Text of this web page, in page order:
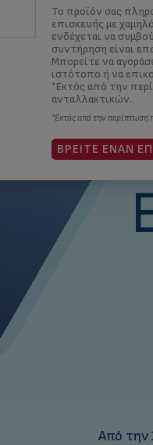
Το προϊόν σας
επισκευής με
ενδέχεται να
συντήρηση είναι
Μπορείτε να
ιστότοπο ή να
*Εκτός από την
ανταλλακτικών.
*Εκτός από την
ΒΡΕΊΤΕ ΈΝΑΝ
Από την